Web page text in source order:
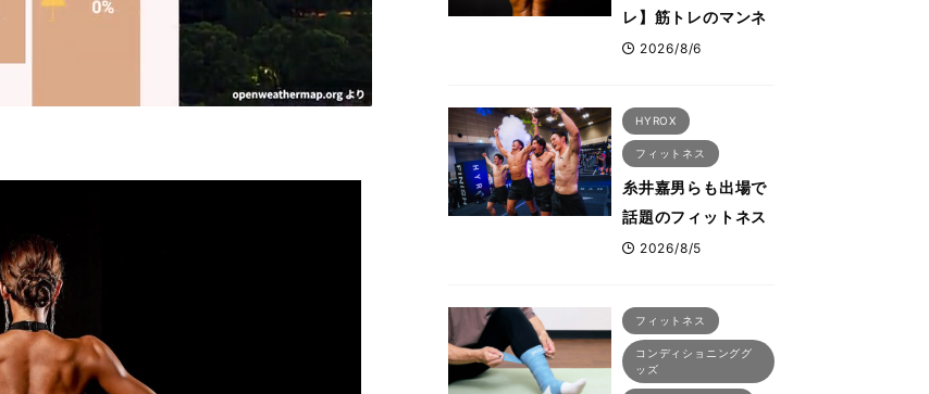
M
レ】筋トレのマンネ
リ化を感じた時にこ
メニュー「拮抗筋ス
ーパーセット法」
2026/8/6
HYROX
フィットネス
糸井嘉男らも出場で
話題のフィットネス
レースHYROX（ハ
メッセで8月6日から
開幕 約1万2,000
人が集結
2026/8/5
フィットネス
コンディショニンググ
ッズ